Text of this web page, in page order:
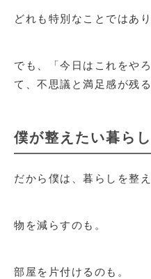
どれも特別なことではあり
でも、「今日はこれをや
て、不思議と満足感が残る
僕が整えたい暮らし
だから僕は、暮らしを整え
物を減らすのも。
部屋を片付けるのも。